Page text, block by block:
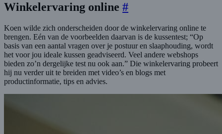
Winkelervaring online #
Koen wilde zich onderscheiden door de winkelervaring online te
brengen. Eén van de voorbeelden daarvan is de kussentest; “Op
basis van een aantal vragen over je postuur en slaaphouding, wordt
het voor jou ideale kussen geadviseerd. Veel andere webshops
bieden zo’n dergelijke test nu ook aan.” Die winkelervaring probeert
hij nu verder uit te breiden met video’s en blogs met
productinformatie, tips en advies.